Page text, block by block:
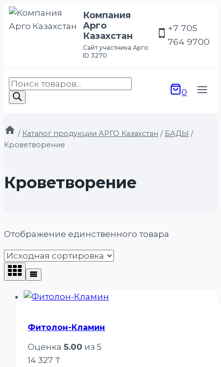
Перейти
Компания
Арго
Казахстан
Сайт участника Арго:
ID 3270
+7 705
764 9700
Поиск
товаров
0
/ Каталог продукции АРГО Казахстан / БАДЫ /
Кроветворение
Кроветворение
Отображение единственного товара
Фитолон-Кламин
Оценка 5.00 из 5
14 327 ₸